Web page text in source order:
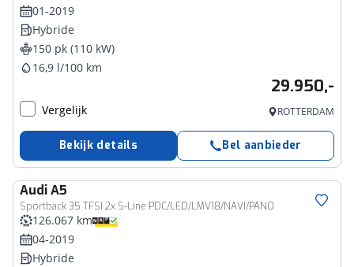
01-2019
Hybride
150 pk (110 kW)
16,9 l/100 km
29.950,-
Vergelijk ROTTERDAM
Bekijk details Bel aanbieder
AudiA5
Sportback 35 TFSI 2x S-Line PDC/LED/LMV18/NAVI/PANO
126.067 km
04-2019
Hybride